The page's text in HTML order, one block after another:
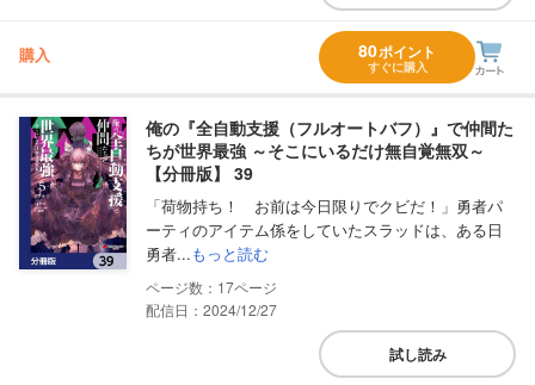
購入 80ポイント
すぐに購入
俺の『全自動支援（フルオートバフ）』で仲間た
ちが世界最強 ～そこにいるだけ無自覚無双～
【分冊版】 39
「荷物持ち！ お前は今日限りでクビだ！」勇者パ
ーティのアイテム係をしていたスラッドは、ある日
勇者...もっと読む
17
配信日：2024/12/27
試し読み